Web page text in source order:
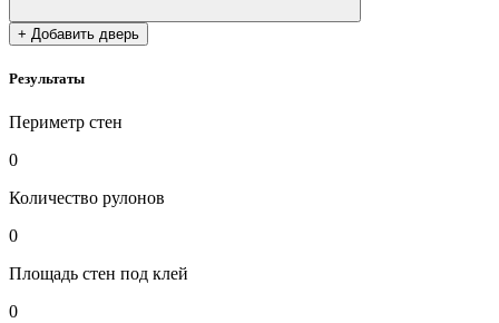
+ Добавить дверь
Результаты
Периметр стен
0
Количество рулонов
0
Площадь стен под клей
0